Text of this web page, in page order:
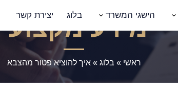
הישגי המשרד בלוג יצירת קשר
מידע מקצועי
ראשי » בלוג »איך להוציא פטור מהצבא